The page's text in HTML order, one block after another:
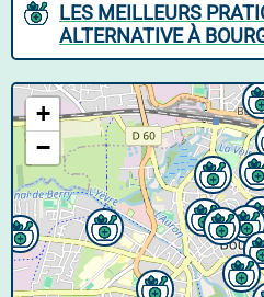
LES MEILLEURS
ALTERNATIVE À
+
−